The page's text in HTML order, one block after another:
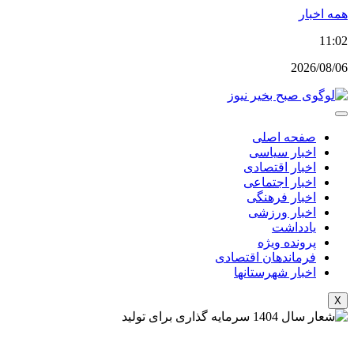
پرش
محتوا
همه اخبار
11:02
2026/08/06
صفحه اصلی
اخبار سیاسی
اخبار اقتصادی
اخبار اجتماعی
اخبار فرهنگی
اخبار ورزشی
یادداشت
پرونده ویژه
فرماندهان اقتصادی
اخبار شهرستانها
X